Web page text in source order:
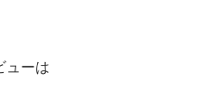
ューは